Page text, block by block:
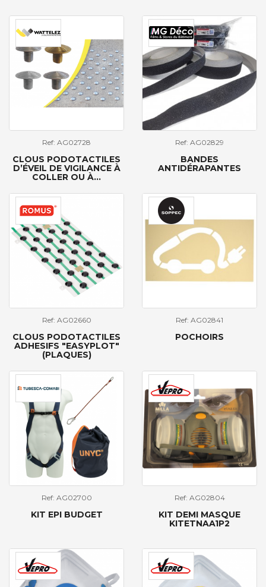
Ref: AG02728
CLOUS PODOTACTILES
D’ÉVEIL DE VIGILANCE À
COLLER OU À...
Ref: AG02829
BANDES
ANTIDÉRAPANTES
Ref: AG02660
CLOUS PODOTACTILES
ADHESIFS "EASYPLOT"
(PLAQUES)
Ref: AG02841
POCHOIRS
Ref: AG02700
KIT EPI BUDGET
Ref: AG02804
KIT DEMI MASQUE
KITETNAA1P2